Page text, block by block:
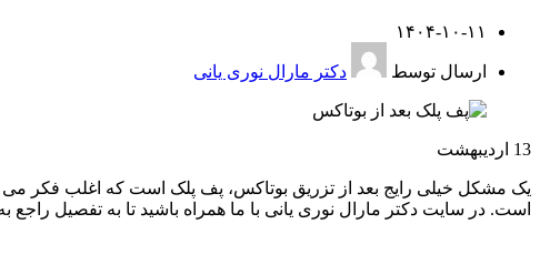
۱۴۰۴-۱۰-۱۱
ارسال توسط دکتر مارال نوری یانی
13 اردیبهشت
یک مشکل خیلی رایج بعد از تزریق بوتاکس، پف پلک است که اغلب فکر می
است. در سایت دکتر مارال نوری یانی با ما همراه باشید تا به تفصیل